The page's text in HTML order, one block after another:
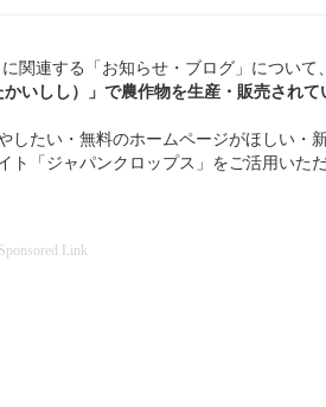
関連する「お知らせ・ブログ」について
いしし）」 で農作物を生産・販売されて
したい・無料のホームページがほしい・
ト「ジャパンクロップス」をご活用いた
Sponsored Link